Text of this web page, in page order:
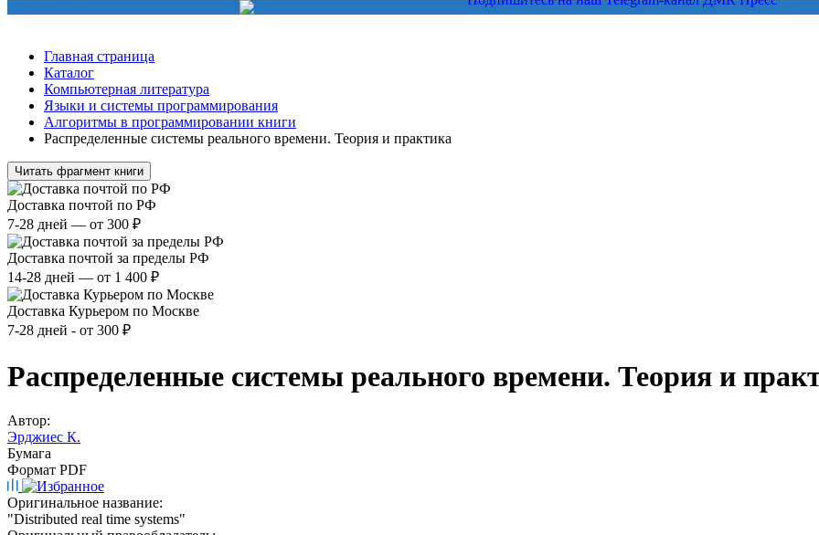
Главная страница
Каталог
Компьютерная литература
Языки и системы программирования
Алгоритмы в программировании книги
Распределенные системы реального времени. Теория и практика
Читать фрагмент книги
Доставка почтой по РФ
7-28 дней — от 300 ₽
Доставка почтой за пределы РФ
14-28 дней — от 1 400 ₽
Доставка Курьером по Москве
7-28 дней - от 300 ₽
Распределенные системы реального времени. Теория и
Автор:
Эрджиес К.
Бумага
Формат PDF
Оригинальное название:
"Distributed real time systems"